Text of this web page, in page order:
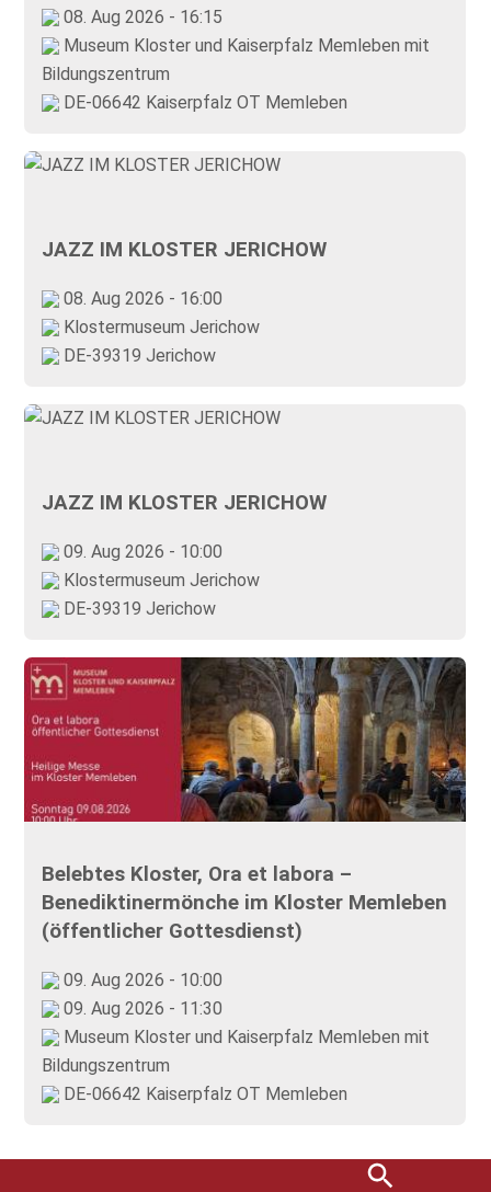
08. Aug 2026 - 16:15
Museum Kloster und Kaiserpfalz Memleben mit
Bildungszentrum
DE-06642 Kaiserpfalz OT Memleben
JAZZ IM KLOSTER JERICHOW
08. Aug 2026 - 16:00
Klostermuseum Jerichow
DE-39319 Jerichow
JAZZ IM KLOSTER JERICHOW
09. Aug 2026 - 10:00
Klostermuseum Jerichow
DE-39319 Jerichow
Belebtes Kloster, Ora et labora –
Benediktinermönche im Kloster Memleben
(öffentlicher Gottesdienst)
09. Aug 2026 - 10:00
09. Aug 2026 - 11:30
Museum Kloster und Kaiserpfalz Memleben mit
Bildungszentrum
DE-06642 Kaiserpfalz OT Memleben